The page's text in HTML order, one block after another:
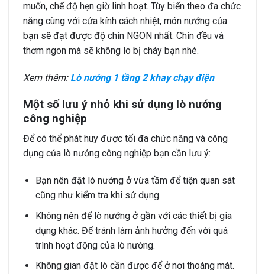
muốn, chế độ hẹn giờ linh hoạt. Tùy biến theo đa chức
năng cùng với cửa kính cách nhiệt, món nướng của
bạn sẽ đạt được độ chín NGON nhất. Chín đều và
thơm ngon mà sẽ không lo bị cháy bạn nhé.
Xem thêm: Lò nướng 1 tầng 2 khay chạy điện
Một số lưu ý nhỏ khi sử dụng lò nướng
công nghiệp
Để có thể phát huy được tối đa chức năng và công
dụng của lò nướng công nghiệp bạn cần lưu ý:
Bạn nên đặt lò nướng ở vừa tầm để tiện quan sát
cũng như kiểm tra khi sử dụng.
Không nên để lò nướng ở gần với các thiết bị gia
dụng khác. Để tránh làm ảnh hưởng đến với quá
trình hoạt động của lò nướng.
Không gian đặt lò cần được để ở nơi thoáng mát.